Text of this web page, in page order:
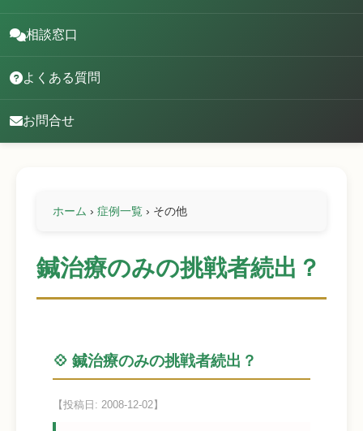
相談窓口
よくある質問
お問合せ
ホーム › 症例一覧 › その他
鍼治療のみの挑戦者続出？
💠 鍼治療のみの挑戦者続出？
【投稿日: 2008-12-02】